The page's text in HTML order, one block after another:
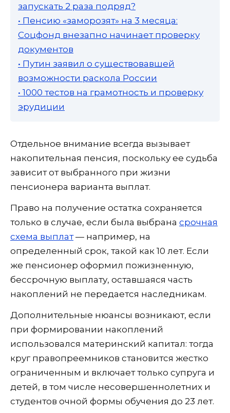
запускать 2 раза подряд?
• Пенсию «заморозят» на 3 месяца:
Соцфонд внезапно начинает проверку
документов
• Путин заявил о существовавшей
возможности раскола России
• 1000 тестов на грамотность и проверку
эрудиции
Отдельное внимание всегда вызывает
накопительная пенсия, поскольку ее судьба
зависит от выбранного при жизни
пенсионера варианта выплат.
Право на получение остатка сохраняется
только в случае, если была выбрана срочная
схема выплат— например, на
определенный срок, такой как 10 лет. Если
же пенсионер оформил пожизненную,
бессрочную выплату, оставшаяся часть
накоплений не передается наследникам.
Дополнительные нюансы возникают, если
при формировании накоплений
использовался материнский капитал: тогда
круг правопреемников становится жестко
ограниченным и включает только супруга и
детей, в том числе несовершеннолетних и
студентов очной формы обучения до 23 лет.